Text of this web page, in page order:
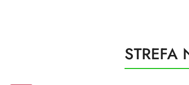
Produkty
o
STREFA